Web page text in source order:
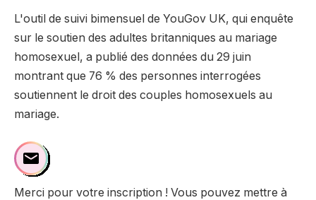
L'outil de suivi bimensuel de YouGov UK, qui enquête
sur le soutien des adultes britanniques au mariage
homosexuel, a publié des données du 29 juin
montrant que 76 % des personnes interrogées
soutiennent le droit des couples homosexuels au
mariage.
Merci pour votre inscription ! Vous pouvez mettre à